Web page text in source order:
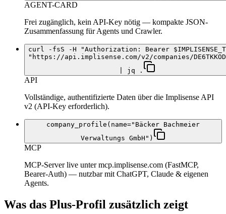
AGENT-CARD
Frei zugänglich, kein API-Key nötig — kompakte JSON-
Zusammenfassung für Agents und Crawler.
curl -fsS -H "Authorization: Bearer
"https://api.implisense.com/v2/companies/
| jq .
API
Vollständige, authentifizierte Daten über die Implisense API
v2 (API-Key erforderlich).
company_profile(name="Bäcker Bachmeier
Verwaltungs GmbH")
MCP
MCP-Server live unter mcp.implisense.com (FastMCP,
Bearer-Auth) — nutzbar mit ChatGPT, Claude & eigenen
Agents.
Was das Plus-Profil zusätzlich zeigt